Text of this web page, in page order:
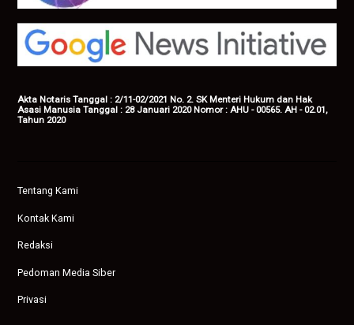
Akta Notaris Tanggal : 2/11-02/2021 No. 2. SK Menteri Hukum dan Hak
Asasi Manusia Tanggal : 28 Januari 2020 Nomor : AHU - 00565. AH - 02.01,
Tahun 2020
Tentang Kami
Kontak Kami
Redaksi
Pedoman Media Siber
Privasi